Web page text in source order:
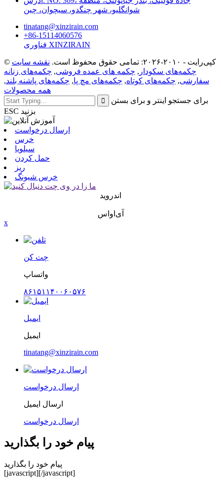
شوانگلیو، شهر چنگدو، سیچوان، چین
tinatang@xinzirain.com
‎+86-15114060576‎
فناوری XINZIRAIN
© کپی‌رایت - ۲۰۱۰-۲۰۲۶: تمامی حقوق محفوظ است.
نقشه سایت
چکمه‌های سکودار , چکمه های عمده فروشی, چکمه‌های زنانه
سفارشی, چکمه‌های کوتاه, چکمه‌های مچ پا, چکمه‌های پاشنه بلند,
همه محصولات
برای جستجو اینتر و برای بستن
ESC بزنید
ارسال درخواست
خرس
سیلویا
حمل کردن
ریز
خرس شیونگ
اندروید
آی‌او‌اس
x
چت کن
واتساپ
۸۶۱۵۱۱۴۰۰۶۰۵۷۶
ایمیل
ایمیل
tinatang@xinzirain.com
ارسال درخواست
ارسال ایمیل
ارسال درخواست
پیام خود را بگذارید
پیام خود را بگذارید
[javascript][/javascript]